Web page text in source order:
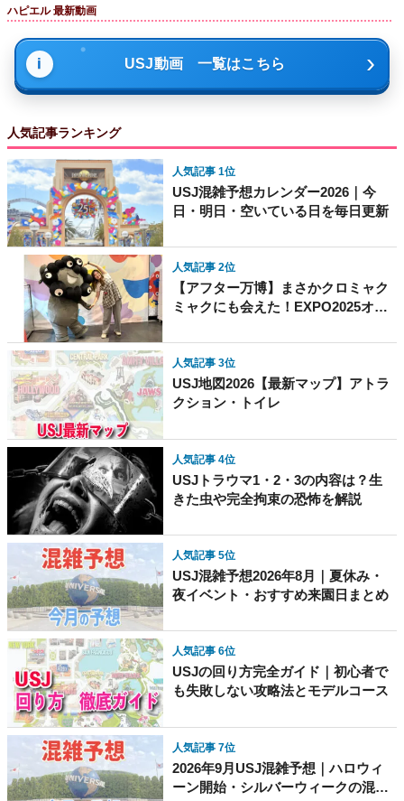
ハピエル 最新動画
USJ動画 一覧はこちら
人気記事ランキング
人気記事 1位
USJ混雑予想カレンダー2026｜今
日・明日・空いている日を毎日更新
人気記事 2位
【アフター万博】まさかクロミャク
ミャクにも会えた！EXPO2025オフ
催！
人気記事 3位
USJ地図2026【最新マップ】アトラ
クション・トイレ
人気記事 4位
USJトラウマ1・2・3の内容は？生
きた虫や完全拘束の恐怖を解説
人気記事 5位
USJ混雑予想2026年8月｜夏休み・
夜イベント・おすすめ来園日まとめ
人気記事 6位
USJの回り方完全ガイド｜初心者で
も失敗しない攻略法とモデルコース
人気記事 7位
2026年9月USJ混雑予想｜ハロウィ
ーン開始・シルバーウィークの混雑